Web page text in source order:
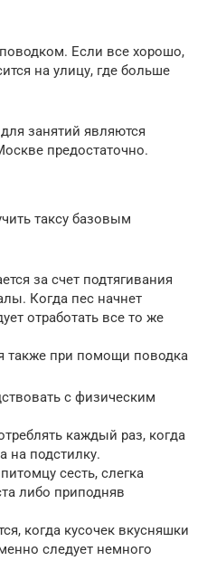
Если все хорошо,
на улицу, где больше
занятий являются
предостаточно.
таксу базовым
за счет подтягивания
Когда пес начнет
отработать все то же
также при помощи поводка
с физическим
каждый раз, когда
на подстилку.
сесть, слегка
либо приподняв
когда кусочек вкусняшки
следует немного